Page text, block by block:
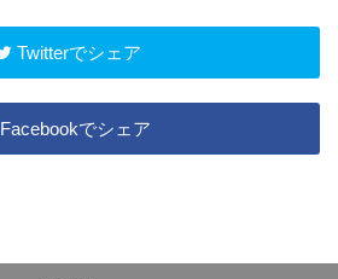
Twitterでシェア
Facebookでシェア